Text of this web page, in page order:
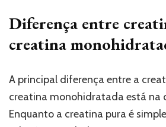
Diferença entre
creatina
A principal diferença entre a
creatina monohidratada está na
Enquanto a creatina pura é